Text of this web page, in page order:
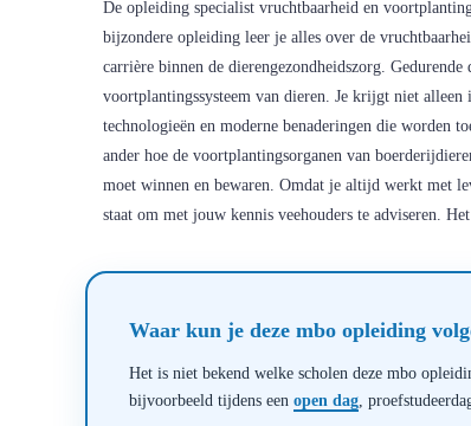
De opleiding specialist vruchtbaarheid en
bijzondere opleiding leer je alles over de
carrière binnen de dierengezondheidszorg.
voortplantingssysteem van dieren. Je krijgt niet
technologieën en moderne benaderingen die worden
ander hoe de voortplantingsorganen van
moet winnen en bewaren. Omdat je altijd werkt met
staat om met jouw kennis veehouders te adviseren.
Waar kun je deze mbo opleiding
Het is niet bekend welke scholen deze mbo
bijvoorbeeld tijdens een open dag ,